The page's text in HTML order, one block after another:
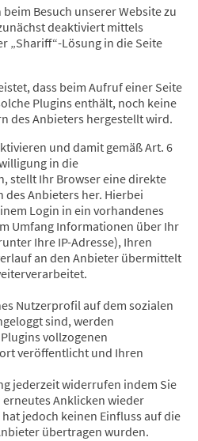
Besuch unserer Website zu
deaktiviert mittels
„Shariff“-Lösung in die Seite
dass beim Aufruf einer Seite
Plugins enthält, noch keine
des Anbieters hergestellt wird.
und damit gemäß Art. 6
in die
stellt Ihr Browser eine direkte
des Anbieters her. Hierbei
Login in ein vorhandenes
Umfang Informationen über Ihr
Ihre IP-Adresse), Ihren
an den Anbieter übermittelt
Nutzerprofil auf dem sozialen
sind, werden
vollzogenen
veröffentlicht und Ihren
jederzeit widerrufen indem Sie
Anklicken wieder
jedoch keinen Einfluss auf die
übertragen wurden.